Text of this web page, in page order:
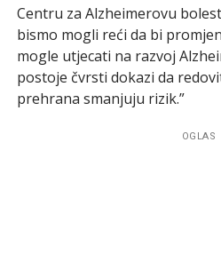
Centru za Alzheimerovu
bismo mogli reći da bi
mogle utjecati na razvoj
postoje čvrsti dokazi da
prehrana smanjuju rizik.”
OGLAS